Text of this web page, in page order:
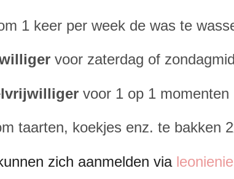
1 keer per week de was te
voor zaterdag of
voor 1 op 1 momenten
taarten, koekjes enz. te bakken
zich aanmelden via